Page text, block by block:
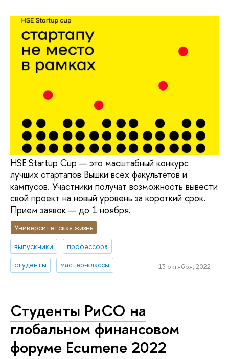
HSE Startup Cup — это масштабный конкурс
лучших стартапов Вышки всех факультетов и
кампусов. Участники получат возможность вывести
свой проект на новый уровень за короткий срок.
Прием заявок — до 1 ноября.
Университетская жизнь
выпускники
профессора
студенты
мастер-классы 13 октября, 2022 г.
Студенты РиСО на
глобальном финансовом
форуме Ecumene 2022